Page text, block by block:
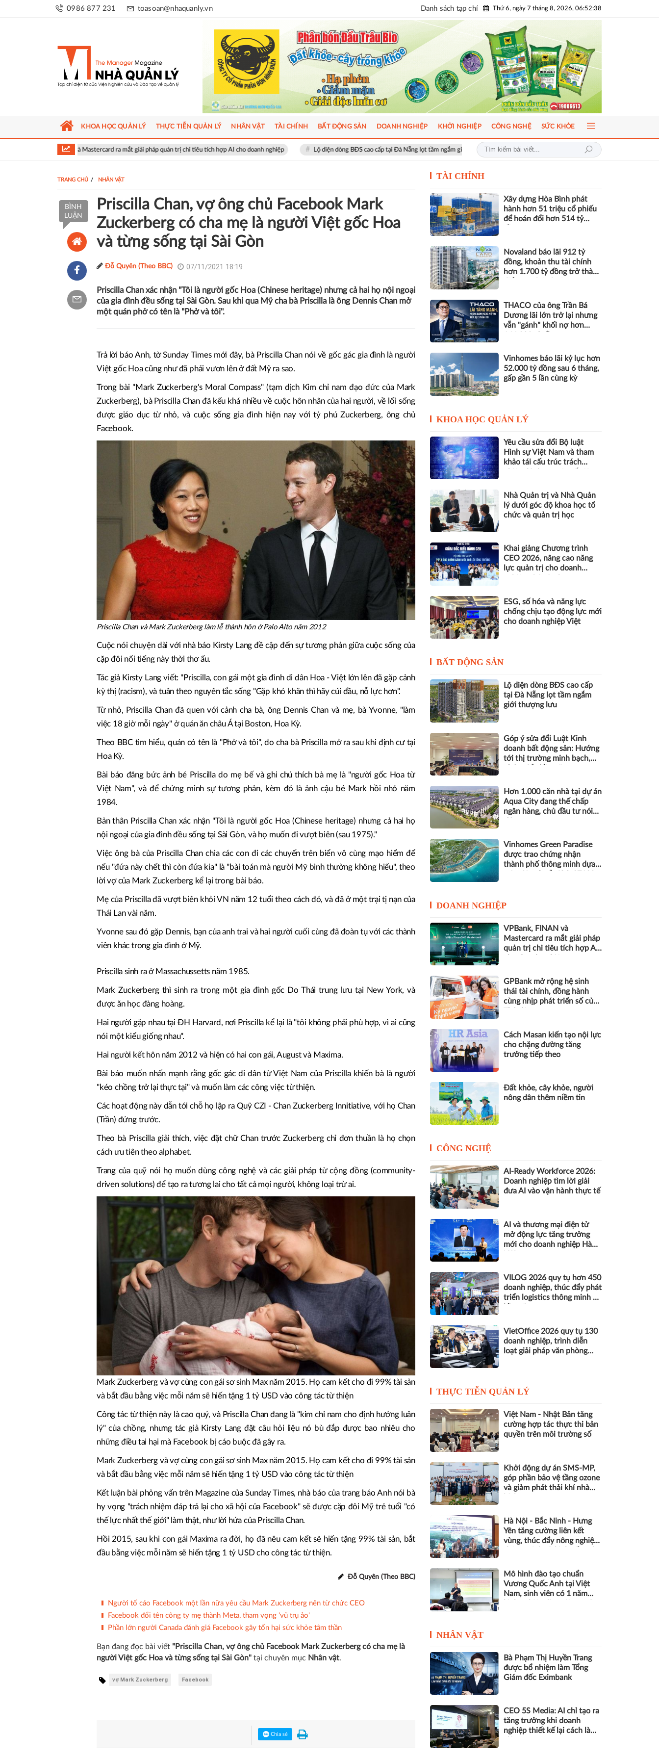
0986 877 231 toasoan@nhaquanly.vn Danh sách tạp chí Thứ 6, ngày 7 tháng 8, 2026, 06:52:40
và Mastercard ra mắt giải pháp quản trị chi tiêu tích hợp AI cho doanh nghiệp Lộ diện dòng BĐS cao cấp tại Đà Nẵng lọt tầm ngắm giới thượng lưu AI-Ready Workforce 2026: Doanh nghiệp tìm lời giải đưa AI vào
KHOA HỌC QUẢN LÝ THỰC TIỄN QUẢN LÝ NHÂN VẬT TÀI CHÍNH BẤT ĐỘNG SẢN DOANH NGHIỆP KHỞI NGHIỆP CÔNG NGHỆ SỨC KHỎE
TRANG CHỦ NHÂN VẬT
BÌNH
LUẬN
Priscilla Chan, vợ ông chủ Facebook Mark
Zuckerberg có cha mẹ là người Việt gốc Hoa
và từng sống tại Sài Gòn
Đỗ Quyên (Theo BBC) 07/11/2021 18:19
Priscilla Chan xác nhận "Tôi là người gốc Hoa (Chinese heritage) nhưng cả hai họ nội ngoại
của gia đình đều sống tại Sài Gòn. Sau khi qua Mỹ cha bà Priscilla là ông Dennis Chan mở
một quán phở có tên là "Phở và tôi".
Trả lời báo Anh, tờ Sunday Times mới đây, bà Priscilla Chan nói về gốc gác gia đình là người
Việt gốc Hoa cũng như đã phải vươn lên ở đất Mỹ ra sao.
Trong bài "Mark Zuckerberg's Moral Compass" (tạm dịch Kim chỉ nam đạo đức của Mark
Zuckerberg), bà Priscilla Chan đã kểu khá nhiều về cuộc hôn nhân của hai người, về lối sống
được giáo dục từ nhỏ, và cuộc sống gia đình hiện nay với tỷ phú Zuckerberg, ông chủ
Facebook.
Priscilla Chan và Mark Zuckerberg làm lễ thành hôn ở Palo Alto năm 2012
Cuộc nói chuyện dài với nhà báo Kirsty Lang đề cập đến sự tương phản giữa cuộc sống của
cặp đôi nổi tiếng này thời thơ ấu.
Tác giả Kirsty Lang viết: "Priscilla, con gái một gia đình di dân Hoa - Việt lớn lên đã gặp cảnh
kỳ thị (racism), và tuân theo nguyên tắc sống "Gặp khó khăn thì hãy cúi đầu, nỗ lực hơn".
Từ nhỏ, Priscilla Chan đã quen với cảnh cha bà, ông Dennis Chan và mẹ, bà Yvonne, "làm
việc 18 giờ mỗi ngày" ở quán ăn châu Á tại Boston, Hoa Kỳ.
Theo BBC tìm hiểu, quán có tên là "Phở và tôi", do cha bà Priscilla mở ra sau khi định cư tại
Hoa Kỳ.
Bài báo đăng bức ảnh bé Priscilla do mẹ bế và ghi chú thích bà mẹ là "người gốc Hoa từ
Việt Nam", và để chứng minh sự tương phản, kèm đó là ảnh cậu bé Mark hồi nhỏ năm
1984.
Bản thân Priscilla Chan xác nhận "Tôi là người gốc Hoa (Chinese heritage) nhưng cả hai họ
nội ngoại của gia đình đều sống tại Sài Gòn, và họ muốn đi vượt biên (sau 1975)."
Việc ông bà của Priscilla Chan chia các con đi các chuyến trên biển vô cùng mạo hiểm để
nếu "đứa này chết thì còn đứa kia" là "bài toán mà người Mỹ bình thường không hiểu", theo
lời vợ của Mark Zuckerberg kể lại trong bài báo.
Mẹ của Priscilla đã vượt biên khỏi VN năm 12 tuổi theo cách đó, và đã ở một trại tị nạn của
Thái Lan vài năm.
Yvonne sau đó gặp Dennis, bạn của anh trai và hai người cuối cùng đã đoàn tụ với các thành
viên khác trong gia đình ở Mỹ.
Priscilla sinh ra ở Massachussetts năm 1985.
Mark Zuckerberg thì sinh ra trong một gia đình gốc Do Thái trung lưu tại New York, và
được ăn học đàng hoàng.
Hai người gặp nhau tại ĐH Harvard, nơi Priscilla kể lại là "tôi không phải phù hợp, vì ai cũng
nói một kiểu giống nhau".
Hai người kết hôn năm 2012 và hiện có hai con gái, August và Maxima.
Bài báo muốn nhấn mạnh rằng gốc gác di dân từ Việt Nam của Priscilla khiến bà là người
"kéo chồng trở lại thực tại" và muốn làm các công việc từ thiện.
Các hoạt động này dẫn tới chỗ họ lập ra Quỹ CZI - Chan Zuckerberg Innitiative, với họ Chan
(Trần) đứng trước.
Theo bà Priscilla giải thích, việc đặt chữ Chan trước Zuckerberg chỉ đơn thuần là họ chọn
cách ưu tiên theo alphabet.
Trang của quỹ nói họ muốn dùng công nghệ và các giải pháp từ cộng đồng (community-
driven solutions) để tạo ra tương lai cho tất cả mọi người, không loại trừ ai.
Mark Zuckerberg và vợ cùng con gái sơ sinh Max năm 2015. Họ cam kết cho đi 99% tài sản
và bắt đầu bằng việc mỗi năm sẽ hiến tặng 1 tỷ USD vào công tác từ thiện
Công tác từ thiện này là cao quý, và Priscilla Chan đang là "kim chỉ nam cho định hướng luân
lý" của chồng, nhưng tác giả Kirsty Lang đặt câu hỏi liệu nó bù đắp được bao nhiêu cho
những điều tai hại mà Facebook bị cáo buộc đã gây ra.
Mark Zuckerberg và vợ cùng con gái sơ sinh Max năm 2015. Họ cam kết cho đi 99% tài sản
và bắt đầu bằng việc mỗi năm sẽ hiến tặng 1 tỷ USD vào công tác từ thiện
Kết luận bài phỏng vấn trên Magazine của Sunday Times, nhà báo của trang báo Anh nói bà
hy vọng "trách nhiệm đáp trả lại cho xã hội của Facebook" sẽ được cặp đôi Mỹ trẻ tuổi "có
thế lực nhất thế giới" làm thật, như lời hứa của Priscilla Chan.
Hồi 2015, sau khi con gái Maxima ra đời, họ đã nêu cam kết sẽ hiến tặng 99% tài sản, bắt
đầu bằng việc mỗi năm sẽ hiến tặng 1 tỷ USD cho công tác từ thiện.
Đỗ Quyên (Theo BBC)
Người tố cáo Facebook một lần nữa yêu cầu Mark Zuckerberg nên từ chức CEO
Facebook đổi tên công ty mẹ thành Meta, tham vọng 'vũ trụ ảo'
Phần lớn người Canada đánh giá Facebook gây tổn hại sức khỏe tâm thần
Bạn đang đọc bài viết "Priscilla Chan, vợ ông chủ Facebook Mark Zuckerberg có cha mẹ là
người Việt gốc Hoa và từng sống tại Sài Gòn" tại chuyên mục Nhân vật.
vợ Mark Zuckerberg Facebook
Chia sẻ
TÀI CHÍNH
Xây dựng Hòa Bình phát
hành hơn 51 triệu cổ phiếu
để hoán đổi hơn 514 tỷ
Novaland báo lãi 912 tỷ
đồng, khoản thu tài chính
hơn 1.700 tỷ đồng trở thành
THACO của ông Trần Bá
Dương lãi lớn trở lại nhưng
vẫn "gánh" khối nợ hơn
Vinhomes báo lãi kỷ lục hơn
52.000 tỷ đồng sau 6 tháng,
gấp gần 5 lần cùng kỳ
KHOA HỌC QUẢN LÝ
Yêu cầu sửa đổi Bộ luật
Hình sự Việt Nam và tham
khảo tái cấu trúc trách
nhân tạo
Nhà Quản trị và Nhà Quản
lý dưới góc độ khoa học tổ
chức và quản trị học
Khai giảng Chương trình
CEO 2026, nâng cao năng
lực quản trị cho doanh
ESG, số hóa và năng lực
chống chịu tạo động lực mới
cho doanh nghiệp Việt
BẤT ĐỘNG SẢN
Lộ diện dòng BĐS cao cấp
tại Đà Nẵng lọt tầm ngắm
giới thượng lưu
Góp ý sửa đổi Luật Kinh
doanh bất động sản: Hướng
tới thị trường minh bạch,
Hơn 1.000 căn nhà tại dự án
Aqua City đang thế chấp
ngân hàng, chủ đầu tư nói
Vinhomes Green Paradise
được trao chứng nhận
thành phố thông minh dựa
DOANH NGHIỆP
VPBank, FINAN và
Mastercard ra mắt giải pháp
quản trị chi tiêu tích hợp AI
GPBank mở rộng hệ sinh
thái tài chính, đồng hành
cùng nhịp phát triển số của
Cách Masan kiến tạo nội lực
cho chặng đường tăng
trưởng tiếp theo
Đất khỏe, cây khỏe, người
nông dân thêm niềm tin
CÔNG NGHỆ
AI-Ready Workforce 2026:
Doanh nghiệp tìm lời giải
đưa AI vào vận hành thực tế
AI và thương mại điện tử
mở động lực tăng trưởng
mới cho doanh nghiệp Hà
VILOG 2026 quy tụ hơn 450
doanh nghiệp, thúc đẩy phát
triển logistics thông minh và
VietOffice 2026 quy tụ 130
doanh nghiệp, trình diễn
loạt giải pháp văn phòng
THỰC TIỄN QUẢN LÝ
Việt Nam - Nhật Bản tăng
cường hợp tác thực thi bản
quyền trên môi trường số
Khởi động dự án SMS-MP,
góp phần bảo vệ tầng ozone
và giảm phát thải khí nhà
Hà Nội - Bắc Ninh - Hưng
Yên tăng cường liên kết
vùng, thúc đẩy nông nghiệp
Mô hình đào tạo chuẩn
Vương Quốc Anh tại Việt
Nam, sinh viên có 1 năm
NHÂN VẬT
Bà Phạm Thị Huyền Trang
được bổ nhiệm làm Tổng
Giám đốc Eximbank
CEO 5S Media: AI chỉ tạo ra
tăng trưởng khi doanh
nghiệp thiết kế lại cách làm